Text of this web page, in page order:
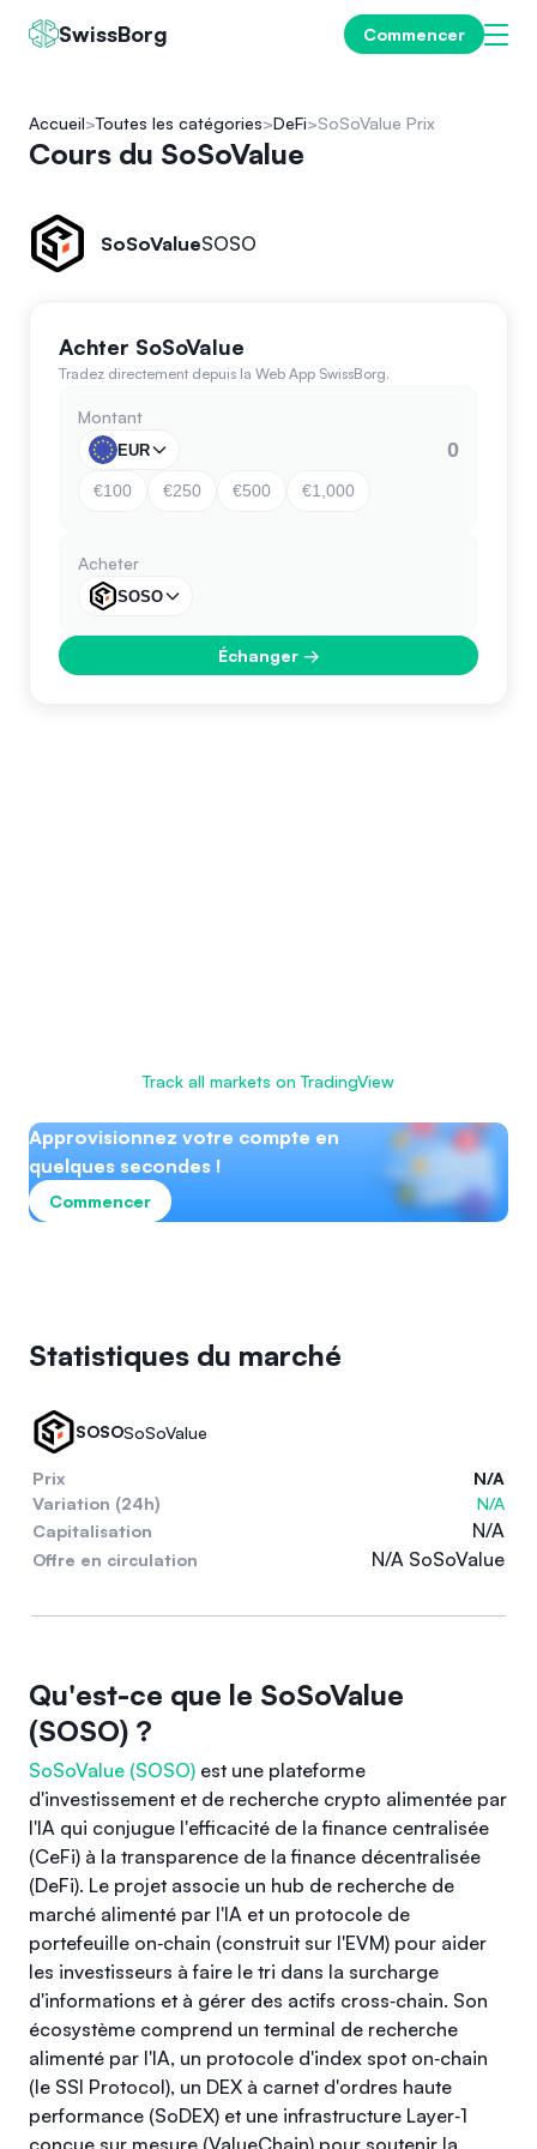
SwissBorg Commencer
Accueil Toutes les catégories DeFi SoSoValue Prix
Cours du SoSoValue
SoSoValueSOSO
Achter SoSoValue
Tradez directement depuis la Web App SwissBorg.
Montant
EUR
€100 €250 €500 €1,000
Acheter
SOSO
Échanger→
Track all markets on TradingView
Approvisionnez votre compte en
quelques secondes !
Commencer
Statistiques du marché
SOSOSoSoValue
Prix
N/A
Variation (24h)
N/A
Capitalisation
N/A
Offre en circulation N/A SoSoValue
Qu'est-ce que le SoSoValue
(SOSO) ?
SoSoValue (SOSO) est une plateforme
d'investissement et de recherche crypto alimentée par
l'IA qui conjugue l'efficacité de la finance centralisée
(CeFi) à la transparence de la finance décentralisée
(DeFi). Le projet associe un hub de recherche de
marché alimenté par l'IA et un protocole de
portefeuille on‑chain (construit sur l'EVM) pour aider
les investisseurs à faire le tri dans la surcharge
d'informations et à gérer des actifs cross‑chain. Son
écosystème comprend un terminal de recherche
alimenté par l'IA, un protocole d'index spot on‑chain
(le SSI Protocol), un DEX à carnet d'ordres haute
performance (SoDEX) et une infrastructure Layer‑1
conçue sur mesure (ValueChain) pour soutenir la